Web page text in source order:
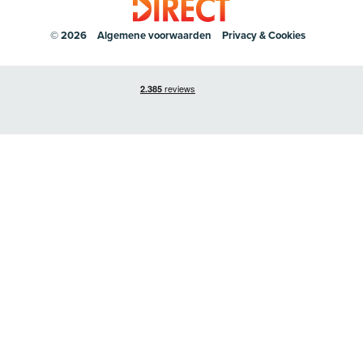
© 2026 Algemene voorwaarden Privacy & Cookies